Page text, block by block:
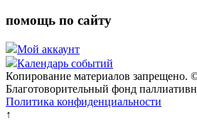
помощь по сайту
Мой аккаунт
Календарь событий
Копирование материалов запрещено.
Благотоворительный фонд
Политика конфиденциальности
↑